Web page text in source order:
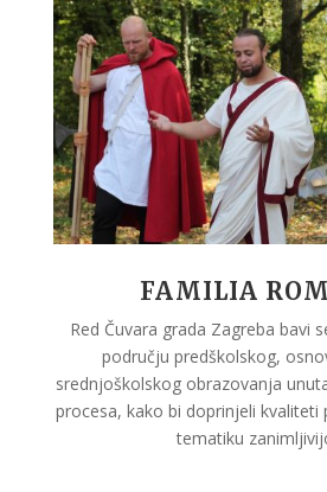
FAMILIA
Red Čuvara grada Zagreba bavi
području predškolskog,
srednjoškolskog obrazovanja
procesa, kako bi doprinjeli kvaliteti
tematiku